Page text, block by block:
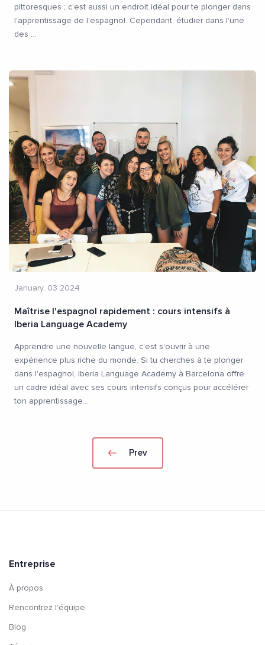
pittoresques ; c'est aussi un endroit idéal pour te plonger dans
l'apprentissage de l'espagnol. Cependant, étudier dans l'une
des ...
January, 03 2024
Maîtrise l'espagnol rapidement : cours intensifs à
Iberia Language Academy
Apprendre une nouvelle langue, c'est s'ouvrir à une
expérience plus riche du monde. Si tu cherches à te plonger
dans l'espagnol, Iberia Language Academy à Barcelona offre
un cadre idéal avec ses cours intensifs conçus pour accélérer
ton apprentissage...
Prev
Entreprise
À propos
Rencontrez l'équipe
Blog